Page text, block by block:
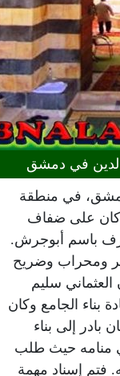
في دمشق
في منطقة
على ضفاف
باسم أبوجرش.
ومحراب وضريح
سليم
بناء الجامع وكان
بادر إلى بناء
منامه حيث طلب
فتم إسناد مهمة